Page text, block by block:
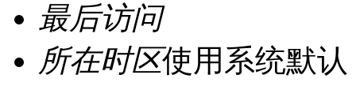
最后访问
所在时区使用系统默认